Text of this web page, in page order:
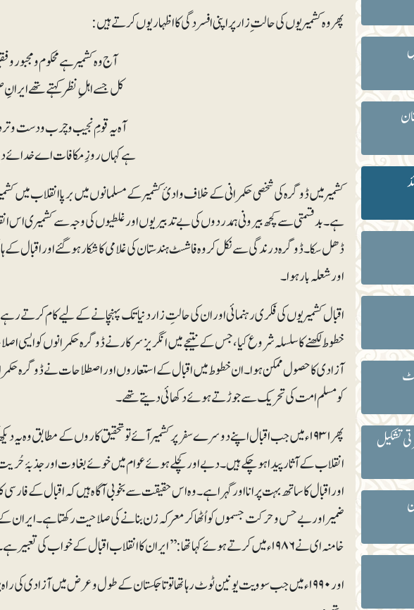
تشکیل
پھر وہ کشمیریوں کی حالت ِ زار پر اپنی افسردگی کا اظہا ریوں کرتے ہیں:
آج وہ کشمیر ہے محکوم ومجبور
کل جسے اہلِ نظر کہتے تھے ایرانِ
آہ یہ قومِ نجیب وچرب ودست وتر
ہے کہاں روزِ مکافات اے خدائے
کشمیر میں ڈوگرہ کی شخصی حکمرانی کے خلاف وادیٔ کشمیر کے مسلمانوں میں برپا انقلاب میں
ہے۔ بدقسمتی سے کچھ بیرونی ہمدردوں کی بے تدبیریوں اور غلطیوں کی وجہ سے کشمیری اس
ڈھل سکا۔ڈوگرہ درندگی سے نکل کر وہ فاشسٹ ہندستان کی غلامی کا شکار ہوگئے اور اقبال
اورشعلہ بار ہوا۔
اقبال کشمیریوں کی فکری رہنمائی اور ان کی حالتِ زار دنیا تک پہنچانے کے لیے کام کرتے
خطوط لکھنے کا سلسلہ شروع کیا، جس کے نتیجے میں انگریز سرکار نے ڈوگرہ حکمرانوں کو ایسی
آزادی کا حصول ممکن ہوا۔ان خطوط میں اقبال کے استعاروں اور اصطلاحات نے ڈوگرہ
کومسلم امت کی تحریک سے جوڑتے ہوئے دکھائی دیتے تھے۔
پھر ۱۹۳۱ء میں جب اقبال اپنے دوسرے سفر پر کشمیر آئے تو تحقیق کاروں کے مطابق
انقلاب کے آثار پیدا ہو چکے ہیں۔ دبے اور کچلے ہوئے عوام میں خوئے بغاوت اور جذبۂ
اور اقبال کا ساتھ بہت پرانا اور گہرا ہے۔وہ اس حقیقت سے بخوبی آگاہ ہیں کہ اقبال کے
ضمیر اور بے حس وحرکت جسموں کو اُٹھا کر معرکہ زن بنانے کی صلاحیت رکھتا ہے۔ایران کے
خامنہ ای نے۱۹۸۶ء میں کرتے ہوئے کہا تھا: ’’ایران کا انقلاب اقبال کے خواب کی تعبیر ہے۔ہم اقبال کے دکھائے ہوئے راستے پر چل رہے ہیں‘‘۔
اور ۱۹۹۰ء میں جب سوویت یونین ٹوٹ رہا تھا تو تاجکستان کے طول و عرض میں آزادی کی